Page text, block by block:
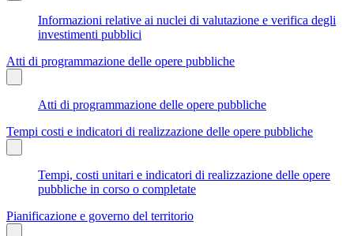
Informazioni relative ai nuclei di valutazione e verifica degli
investimenti pubblici
Atti di programmazione delle opere pubbliche
Atti di programmazione delle opere pubbliche
Tempi costi e indicatori di realizzazione delle opere pubbliche
Tempi, costi unitari e indicatori di realizzazione delle opere
pubbliche in corso o completate
Pianificazione e governo del territorio